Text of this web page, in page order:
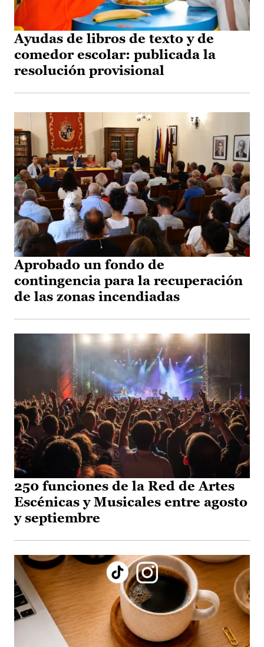
Ayudas de libros de texto y de
comedor escolar: publicada la
resolución provisional
Aprobado un fondo de
contingencia para la recuperación
de las zonas incendiadas
250 funciones de la Red de Artes
Escénicas y Musicales entre agosto
y septiembre